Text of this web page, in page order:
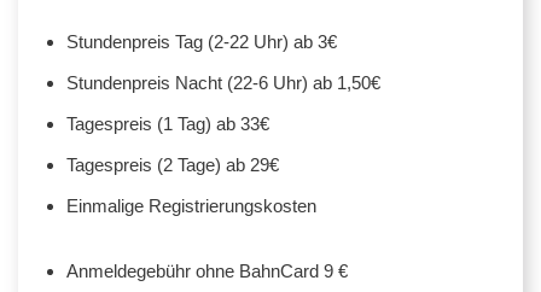
Stundenpreis Tag (2-22 Uhr) ab 3€
Stundenpreis Nacht (22-6 Uhr) ab 1,50€
Tagespreis (1 Tag) ab 33€
Tagespreis (2 Tage) ab 29€
Einmalige Registrierungskosten
Anmeldegebühr ohne BahnCard 9 €